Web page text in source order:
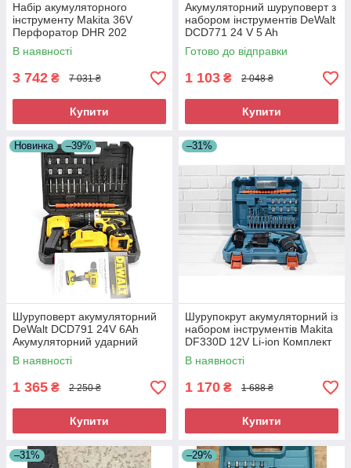
Набір акумуляторного
інструменту Makita 36V
Перфоратор DHR 202
Болгарка DGA 540
Шурупокрут DDF 484
Комплект інструменту
В наявності
3 742 ₴ 7 031 ₴
Купити
Акумуляторний шуруповерт з
набором інструментів DeWalt
DCD771 24 V 5 Ah
Багатофункціональний
акумуляторний шуруповерт
Готово до відправки
1 103 ₴ 2 048 ₴
Купити
Новинка –39%
Шуруповерт акумуляторний
DeWalt DCD791 24V 6Ah
Акумуляторний ударний
шуруповерт
В наявності
1 365 ₴ 2 250 ₴
Купити
–31%
Шурупокрут акумуляторний із
набором інструментів Makita
DF330D 12V Li-ion Комплект
інструментів із шурупокрутом
В наявності
1 170 ₴ 1 688 ₴
Купити
–31% –29%